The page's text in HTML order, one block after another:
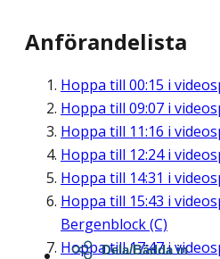
Anförandelista
Hoppa till 00:15 i
Hoppa till 09:07 i
Hoppa till 11:16 i
Hoppa till 12:24i
Hoppa till 14:31 i
Hoppa till 15:43 i
Bergenblock (C)
Hoppa till17:47i
Dela/Bädda in